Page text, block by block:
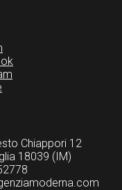
Chiappori 12
18039 (IM)